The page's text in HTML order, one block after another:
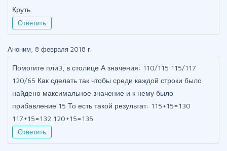
Круть
Ответить
Аноним, 8 февраля 2018 г.
Помогите пли3, в столице А значения: 110/115 115/117
120/65 Как сделать так чтобы среди каждой строки было
найдено максимальное значение и к нему было
прибавление 15 То есть такой результат: 115+15=130
117+15=132 120+15=135
Ответить